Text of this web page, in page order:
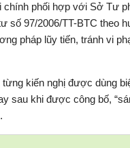
phối hợp với Sở Tư
số 97/2006/TT-BTC theo
pháp lũy tiến, tránh vi
kiến nghị được dùng
sau khi được công bố,